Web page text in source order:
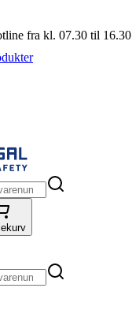
fra kl. 07.30 til 16.30